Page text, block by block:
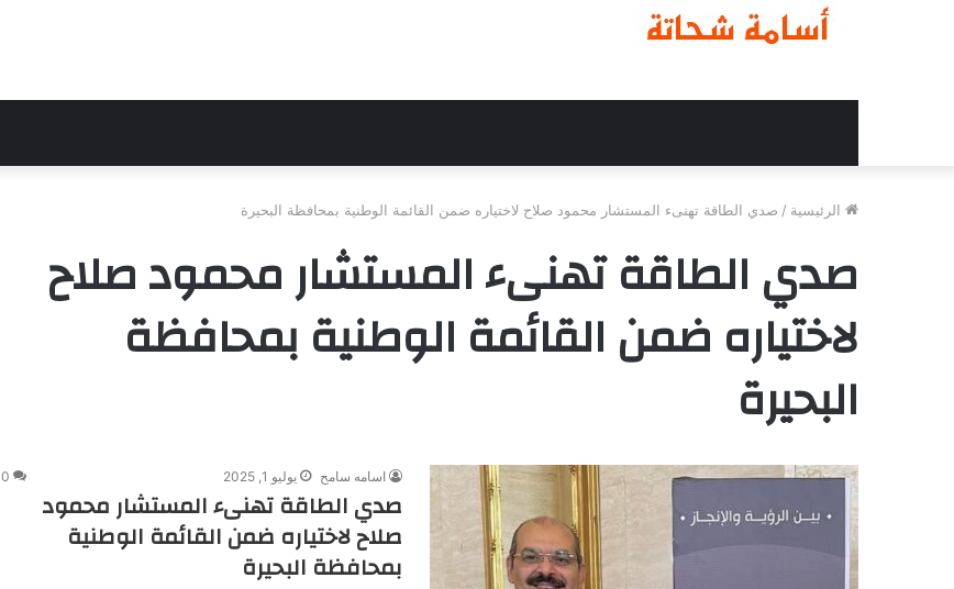
الرئيسية / صدي الطاقة تهنىء المستشار محمود صلاح لاختياره ضمن القائمة الوطنية بمحافظة البحيرة
صدي الطاقة تهنىء المستشار محمود صلاح
لاختياره ضمن القائمة الوطنية بمحافظة
البحيرة
اسامه سامح يوليو 1, 2025 0
صدي الطاقة تهنىء المستشار محمود
صلاح لاختياره ضمن القائمة الوطنية
بمحافظة البحيرة